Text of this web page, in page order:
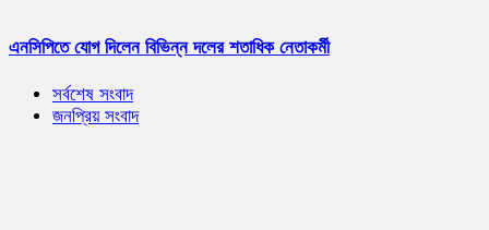
এনসিপিতে যোগ দিলেন বিভিন্ন দলের শতাধিক নেতাকর্মী
সর্বশেষ সংবাদ
জনপ্রিয় সংবাদ